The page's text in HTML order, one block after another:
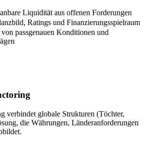
Liquidität aus offenen Forderungen
Ratings und Finanzierungsspielraum
passgenauen Konditionen und
verbindet globale Strukturen (Töchter,
die Währungen, Länderanforderungen